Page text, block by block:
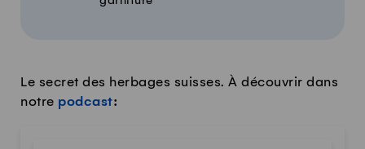
Le secret des herbages suisses. À découvrir dans
notre podcast: